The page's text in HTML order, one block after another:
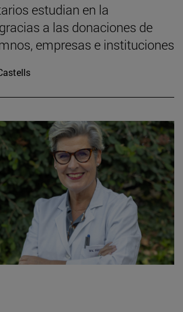
estudian en la
a las donaciones de
empresas e instituciones